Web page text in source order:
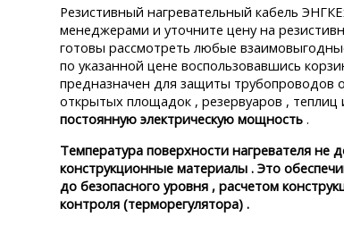
Резистивный нагревательный кабель
менеджерами и уточните цену на
готовы рассмотреть любые
по указанной цене воспользовавшись
предназначен для защиты трубопроводов
открытых площадок , резервуаров , теплиц
постоянную электрическую мощность .
Температура поверхности нагревателя
конструкционные материалы . Это
до безопасного уровня , расчетом
контроля (терморегулятора) .